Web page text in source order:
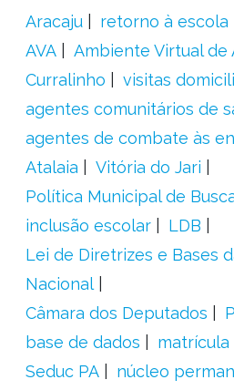
Aracaju
retorno à escola
AVA
Ambiente Virtual de
Curralinho
visitas
agentes comunitários de
agentes de combate às
Atalaia
Vitória do Jari
Política Municipal de
inclusão escolar
LDB
Lei de Diretrizes e Bases
Nacional
Câmara dos Deputados
base de dados
matrícula
Seduc PA
núcleo